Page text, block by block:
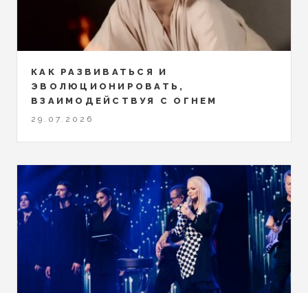
КАК РАЗВИВАТЬСЯ И
ЭВОЛЮЦИОНИРОВАТЬ,
ВЗАИМОДЕЙСТВУЯ С ОГНЕМ
29.07.2026